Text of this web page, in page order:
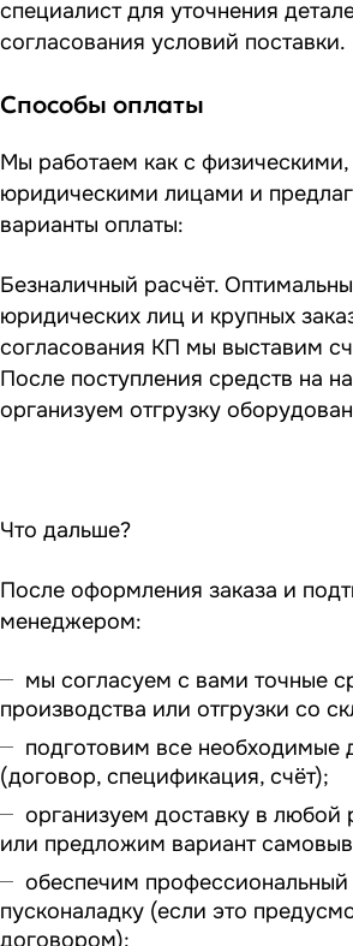
специалист для уточнения
согласования условий поставки.
Способы оплаты
Мы работаем как с физическими,
юридическими лицами и
варианты оплаты:
Безналичный расчёт.
юридических лиц и крупных
согласования КП мы выставим
После поступления средств на
организуем отгрузку
Что дальше?
После оформления заказа и
менеджером:
мы согласуем с вами точные
производства или отгрузки со
подготовим все необходимые
(договор, спецификация, счёт);
организуем доставку в любой
или предложим вариант
обеспечим
пусконаладку (если это
договором);